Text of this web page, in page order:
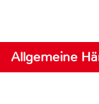
Allgemeine